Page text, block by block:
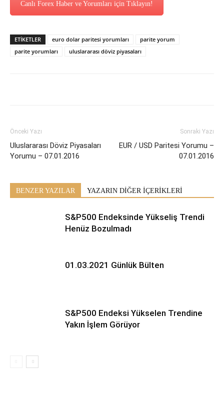
Canlı Forex Haber ve Yorumları için Tıklayın!
ETİKETLER euro dolar paritesi yorumları
parite yorum
parite yorumları
uluslararası döviz piyasaları
Önceki Yazı
Uluslararası Döviz Piyasaları
Yorumu – 07.01.2016
Sonraki Yazı
EUR / USD Paritesi Yorumu –
07.01.2016
BENZER YAZILAR YAZARIN DİĞER İÇERİKLERİ
S&P500 Endeksinde Yükseliş Trendi
Henüz Bozulmadı
01.03.2021 Günlük Bülten
S&P500 Endeksi Yükselen Trendine
Yakın İşlem Görüyor